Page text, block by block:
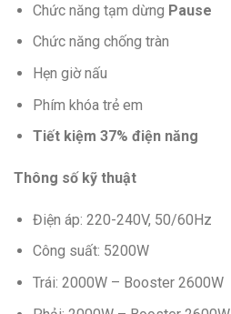
Chức năng tạm dừng Pause
Chức năng chống tràn
Hẹn giờ nấu
Phím khóa trẻ em
Tiết kiệm 37% điện năng
Thông số kỹ thuật
Điện áp: 220-240V, 50/60Hz
Công suất: 5200W
Trái: 2000W – Booster 2600W